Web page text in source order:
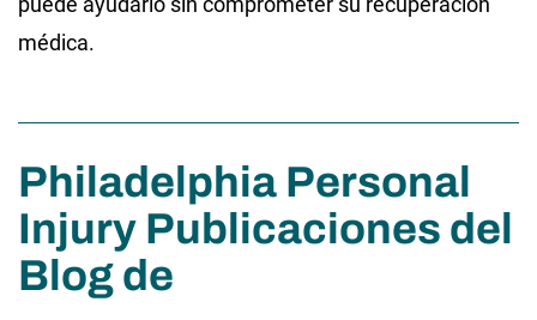
médica.
Philadelphia Personal
Injury Publicaciones del
Blog de